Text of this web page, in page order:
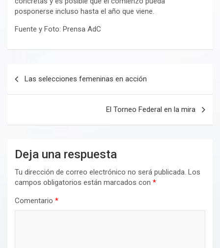
posponerse incluso hasta el año que viene.
Fuente y Foto: Prensa AdC
Las selecciones femeninas en acción
El Torneo Federal en la mira
Deja una respuesta
Tu dirección de correo electrónico no será publicada. Los
campos obligatorios están marcados con *
Comentario *